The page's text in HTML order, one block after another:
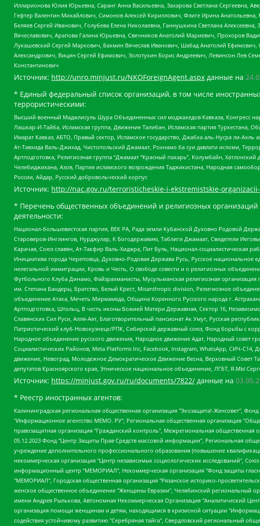
Илларионова Юлия Юрьевна, Саранг Анна Васильевна, Захарова Светлана Сергеевна,
Гефтер Валентин Михайлович, Симонов Алексей Кириллович, Флиге Ирина
Беляев Сергей Иванович, Голубева Елена Николаевна, Ганнушкина Светлана
Вячеславович, Арапова Галина Юрьевна, Свечников Анатолий Мариевич, Прохоров
Лукашевский Сергей Маркович, Бахмин Вячеслав Иванович, Шабад Анатолий
Александрович, Вицин Сергей Ефимович, Золотухин Борис Андреевич, Левинсон Лев
Константинович
Источник: http://unro.minjust.ru/NKOForeignAgent.aspx данные на
* Единый федеральный список организаций, в том числе
террористическими:
Высший военный Маджлисуль Шура Объединенных сил моджахедов Кавказа, Конгресс
Лашкар-И-Тайба, Исламская группа, Движение Талибан, Исламская партия Туркестана,
Имарат Кавказ, АБТО, Правый сектор, Исламское государство, Джабха аль-Нусра ли-
Ат-Тавхида Валь-Джихад, Чистопольский Джамаат, Рохнамо ба суи давлати исломи,
Артподготовка, Религиозная группа “Джамаат “Красный пахарь”, Колумбайн,
Челебиджихана, Азов, Партия исламского возрождения Таджикистана, Народная
России, Айдар, Русский добровольческий корпус
Источник: http://nac.gov.ru/terroristicheskie-i-ekstremistskie-
* Перечень общественных объединений и религиозных
деятельности:
Национал-большевистская партия, ВЕК РА, Рада земли Кубанской Духовно Родовой
Староверов-Инглингов, Нурджулар, К Богодержавию, Таблиги Джамаат, Свидетели
Карачая, Союз славян, Ат-Такфир Валь-Хиджра, Пит Буль, Национал-социалистическая
Инициатива города Череповца, Духовно-Родовая Держава Русь, Русское
нелегальной иммиграции, Кровь и Честь, О свободе совести и о религиозных
Футбольного Клуба Динамо, Файзрахманисты, Мусульманская религиозная
им. Степана Бандеры, Братство, Белый Крест, Misanthropic division, Религиозное
объединение Атака, Мечеть Мирмамеда, Община Коренного Русского народа г.
Артподготовка, Штольц, В честь иконы Божией Матери Державная, Сектор 16,
Славянских Сил Руси, Алля-Аят, Благотворительный пансионат Ак Умут, Русская
Патриотический клуб-Новокузнецк/РПК, Сибирский державный союз, Фонд борьбы с
Народное объединение русского движения, Народное движение Адат, Народный совет
Социалистических Районов, Meta Platforms Inc, Facebook, Instagram, WhatsApp, СИЧ-
движение, Невоград, Молодежное Демократическое Движение Весна, Верховный Совет
депутатов Красноярского края, Этническое национальное объединение, ЛГБТ, Я.МЫ
Источник: https://minjust.gov.ru/ru/documents/7822/ данные на
* Реестр иностранных агентов:
Калининградская региональная общественная организация "Экозащита!-Женсовет", Фонд содействия защите прав и свобод граждан "Общественный вердикт", Фонд "Институт Развития Свободы Информации", Частное учреждение "Информационное агентство МЕМО. РУ", Региональная общественная организация "Общественная комиссия по сохранению наследия академика Сахарова", Фонд поддержки свободы прессы, Санкт-Петербургская общественная правозащитная организация "Гражданский контроль", Межрегиональная общественная организация "Информационно-просветительский центр "Мемориал", Региональный Фонд "Центр Защиты Прав Средств Массовой Информации", с 05.12.2023 Фонд "Центр Защиты Прав Средств массовой информации", Региональная общественная благотворительная организация помощи беженцам и мигрантам "Гражданское содействие", Негосударственное образовательное учреждение дополнительного профессионального образования (повышение квалификации) специалистов "АКАДЕМИЯ ПО ПРАВАМ ЧЕЛОВЕКА", Свердловская региональная общественная организация "Сутяжник", Автономная некоммерческая организация "Центр независимых социологических исследований", Союз общественных объединений "Российский исследовательский центр по правам человека", Региональное общественное учреждение научно-информационный центр "МЕМОРИАЛ", Некоммерческая организация "Фонд защиты гласности", Автономная некоммерческая организация "Институт прав человека", Городская общественная организация "Екатеринбургское общество "МЕМОРИАЛ", Городская общественная организация "Рязанское историко-просветительское и правозащитное общество "Мемориал" (Рязанский Мемориал), Челябинский региональный орган общественной самодеятельности – женское общественное объединение "Женщины Евразии", Челябинский региональный орган общественной самодеятельности "Уральская правозащитная группа", Фонд содействия защите здоровья и социальной справедливости имени Андрея Рылькова, Автономная Некоммерческая Организация "Аналитический Центр Юрия Левады", Автономная некоммерческая организация социальной поддержки населения "Проект Апрель", Региональная общественная организация помощи женщинам и детям, находящимся в кризисной ситуации "Информационно-методический центр "Анна", Фонд содействия развитию массовых коммуникаций и правовому просвещению "Так-так-Так", Фонд содействия устойчивому развитию "Серебряная тайга", Свердловский региональный общественный фонд социальных проектов "Новое время", "Idel.Реалии", Кавказ.Реалии, Крым.Реалии, Телеканал Настоящее Время, Татаро-башкирская служба Радио Свобода (Azatliq Radiosi), Радио Свободная Европа/Радио Свобода (PCE/PC), "Сибирь.Реалии", "Фактограф", Благотворительный фонд помощи осужденным и их семьям, Автономная некоммерческая организация "Институт глобализации и социальных движений", Фонд "В защиту прав заключенных", Частное учреждение "Центр поддержки и содействия развитию средств массовой информации", Пензенский региональный общественный благотворительный фонд "Гражданский союз", "Север.Реалии", Некоммерческая организация Фонд "Правовая инициатива", Общество с ограниченной ответственностью "Радио Свободная Европа/Радио Свобода", Чешское информационное агентство "MEDIUM-ORIENT", Красноярская региональная общественная организация "Мы против СПИДа", Камалягин Денис Николаевич, Маркелов Сергей Евгеньевич, Пономарев Лев Александрович, Савицкая Людмила Алексеевна, Автономная некоммерческая организация "Центр по работе с проблемой насилия "НАСИЛИЮ.НЕТ", Межрегиональный профессиональный союз работников здравоохранения "Альянс врачей", Юридическое лицо, зарегистрированное в Латвийской Республике, SIA "Medusa Project" (регистрационный номер 40103797863, дата регистрации 10.06.2014), Некоммерческая организация "Фонд по борьбе с коррупцией", Автономная некоммерческая организация "Институт права и публичной политики", Баданин